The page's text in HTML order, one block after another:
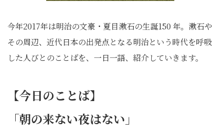
今年2017年は明治の文豪・夏目漱石の生誕150 年。漱石や
その周辺、近代日本の出発点となる明治という時代を呼吸
した人びとのことばを、一日一語、紹介していきます。
【今日のことば】
「朝の来ない夜はない」